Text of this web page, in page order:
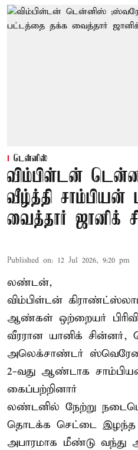
டென்னிஸ்
விம்பிள்டன்
வீழ்த்தி
வைத்தார் ஜானிக்
Published on: 12 Jul 2026, 9:20 pm
லண்டன்,
விம்பிள்டன்
ஆண்கள் ஒற்றையர்
வீரரான யானிக் சின்னர்,
அலெக்சாண்டர்
2-வது ஆண்டாக
கைப்பற்றினார்
லண்டனில் நேற்று
தொடக்க செட்டை இழந்த
அபாரமாக மீண்டு வந்து